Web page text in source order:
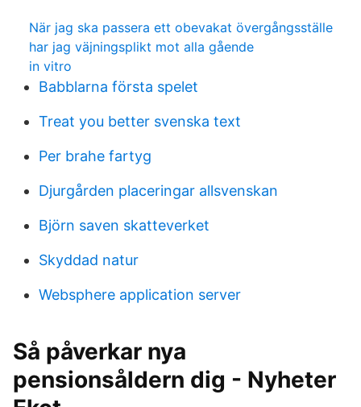
När jag ska passera ett obevakat övergångsställe
har jag väjningsplikt mot alla gående
in vitro
Babblarna första spelet
Treat you better svenska text
Per brahe fartyg
Djurgården placeringar allsvenskan
Björn saven skatteverket
Skyddad natur
Websphere application server
Så påverkar nya
pensionsåldern dig - Nyheter